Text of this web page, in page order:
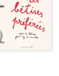
possible de se
calme. Non,
elle fera la
du bain !